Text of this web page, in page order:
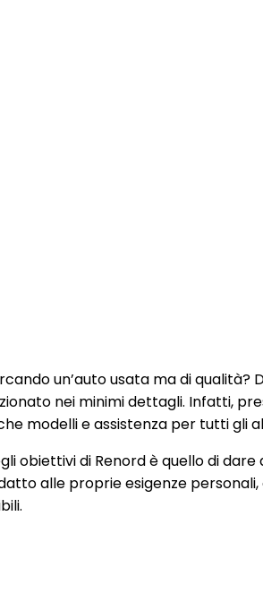
un’auto usata ma di qualità?
nei minimi dettagli. Infatti,
modelli e assistenza per tutti gli
obiettivi di Renord è quello di
alle proprie esigenze